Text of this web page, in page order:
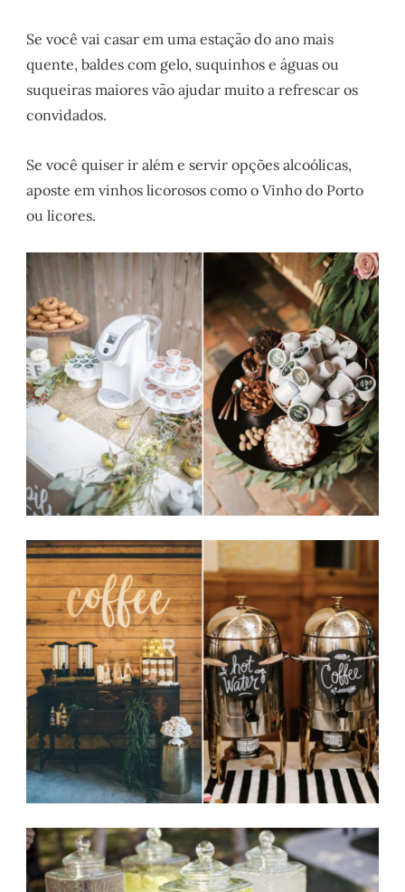
Se você vai casar em uma estação do ano mais
quente, baldes com gelo, suquinhos e águas ou
suqueiras maiores vão ajudar muito a refrescar os
convidados.
Se você quiser ir além e servir opções alcoólicas,
aposte em vinhos licorosos como o Vinho do Porto
ou licores.